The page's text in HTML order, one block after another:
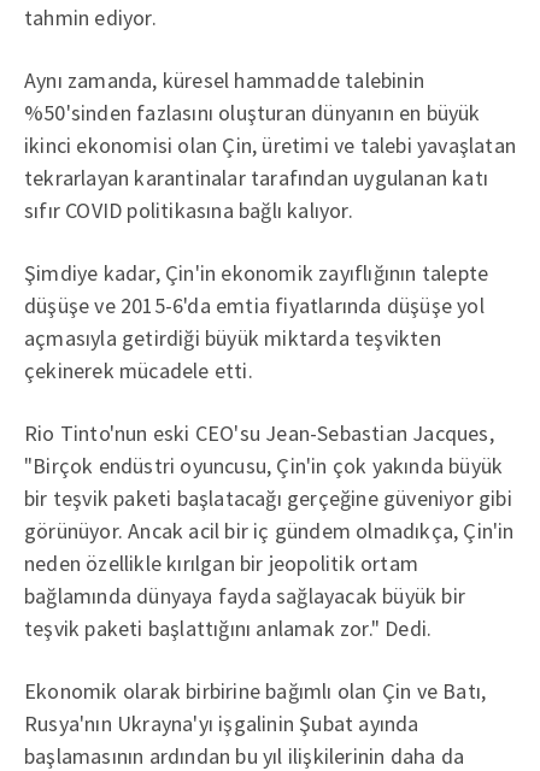
tahmin ediyor.
Aynı zamanda, küresel hammadde talebinin
%50'sinden fazlasını oluşturan dünyanın en büyük
ikinci ekonomisi olan Çin, üretimi ve talebi yavaşlatan
tekrarlayan karantinalar tarafından uygulanan katı
sıfır COVID politikasına bağlı kalıyor.
Şimdiye kadar, Çin'in ekonomik zayıflığının talepte
düşüşe ve 2015-6'da emtia fiyatlarında düşüşe yol
açmasıyla getirdiği büyük miktarda teşvikten
çekinerek mücadele etti.
Rio Tinto'nun eski CEO'su Jean-Sebastian Jacques,
"Birçok endüstri oyuncusu, Çin'in çok yakında büyük
bir teşvik paketi başlatacağı gerçeğine güveniyor gibi
görünüyor. Ancak acil bir iç gündem olmadıkça, Çin'in
neden özellikle kırılgan bir jeopolitik ortam
bağlamında dünyaya fayda sağlayacak büyük bir
teşvik paketi başlattığını anlamak zor." Dedi.
Ekonomik olarak birbirine bağımlı olan Çin ve Batı,
Rusya'nın Ukrayna'yı işgalinin Şubat ayında
başlamasının ardından bu yıl ilişkilerinin daha da